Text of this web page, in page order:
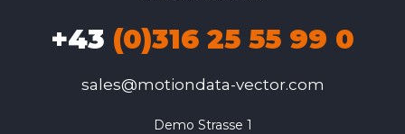
+43 (0)316 25 55 99 0
sales@motiondata-vector.com
Demo Strasse 1